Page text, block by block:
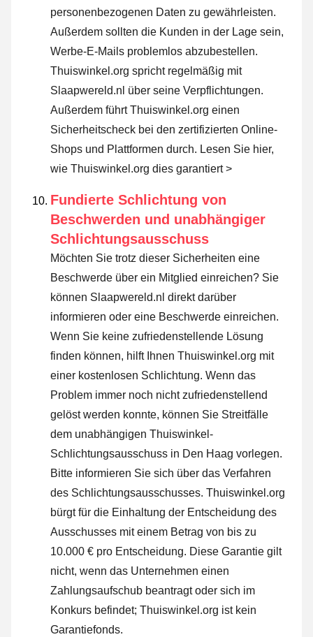
personenbezogenen Daten zu gewährleisten.
Außerdem sollten die Kunden in der Lage sein,
Werbe-E-Mails problemlos abzubestellen.
Thuiswinkel.org spricht regelmäßig mit
Slaapwereld.nl über seine Verpflichtungen.
Außerdem führt Thuiswinkel.org einen
Sicherheitscheck bei den zertifizierten Online-
Shops und Plattformen durch. Lesen Sie hier,
wie Thuiswinkel.org dies garantiert >
Fundierte Schlichtung von
Beschwerden und unabhängiger
Schlichtungsausschuss
Möchten Sie trotz dieser Sicherheiten eine
Beschwerde über ein Mitglied einreichen? Sie
können Slaapwereld.nl direkt darüber
informieren oder eine Beschwerde einreichen.
Wenn Sie keine zufriedenstellende Lösung
finden können, hilft Ihnen Thuiswinkel.org mit
einer kostenlosen Schlichtung. Wenn das
Problem immer noch nicht zufriedenstellend
gelöst werden konnte, können Sie Streitfälle
dem unabhängigen Thuiswinkel-
Schlichtungsausschuss in Den Haag vorlegen.
Bitte informieren Sie sich über das Verfahren
des Schlichtungsausschusses. Thuiswinkel.org
bürgt für die Einhaltung der Entscheidung des
Ausschusses mit einem Betrag von bis zu
10.000 € pro Entscheidung. Diese Garantie gilt
nicht, wenn das Unternehmen einen
Zahlungsaufschub beantragt oder sich im
Konkurs befindet; Thuiswinkel.org ist kein
Garantiefonds.